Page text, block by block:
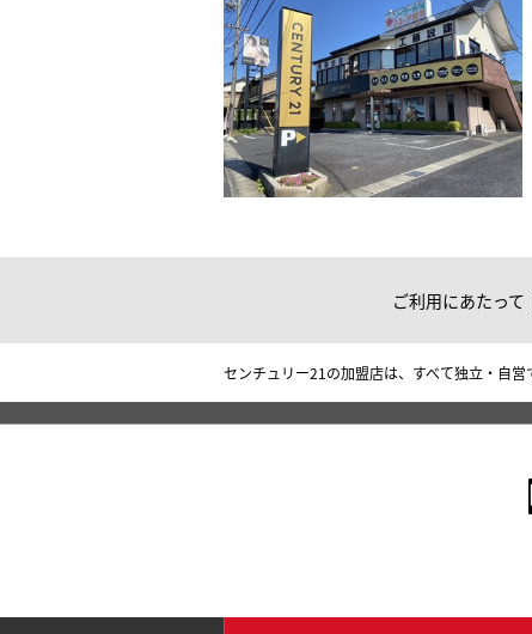
ご利用にあたって
センチュリー21の加盟店は、すべて独立・自営